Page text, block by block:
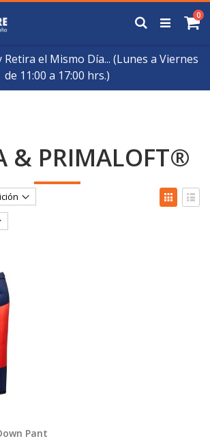
el Mismo Día... (Lunes a Viernes
de 11:00 a 17:00 hrs.)
0
Buscar
& PRIMALOFT®
Ver
como
Pant